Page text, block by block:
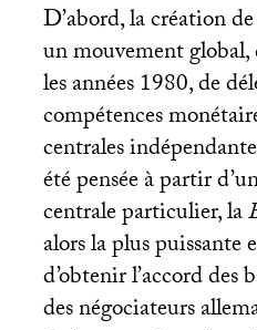
D’abord, la création
un mouvement
les années 1980, de
compétences
centrales
été pensée à partir
centrale particulier, la
alors la plus
d’obtenir l’accord des
des négociateurs